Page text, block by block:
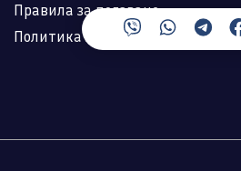
Правила за ползване
Политика за лични данни